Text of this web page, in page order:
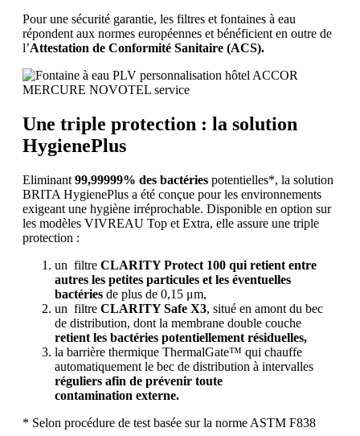
Pour une sécurité garantie, les filtres et fontaines à eau
répondent aux normes européennes et bénéficient en outre de
l’Attestation de Conformité Sanitaire (ACS).
Une triple protection : la solution
HygienePlus
Eliminant 99,99999% des bactéries potentielles*, la solution
BRITA HygienePlus a été conçue pour les environnements
exigeant une hygiène irréprochable. Disponible en option sur
les modèles VIVREAU Top et Extra, elle assure une triple
protection :
un filtre CLARITY Protect 100 qui retient entre
autres les petites particules et les éventuelles
bactéries de plus de 0,15 μm,
un filtre CLARITY Safe X3, situé en amont du bec
de distribution, dont la membrane double couche
retient les bactéries potentiellement résiduelles,
la barrière thermique ThermalGate™ qui chauffe
automatiquement le bec de distribution à intervalles
réguliers afin de prévenir toute
contamination externe.
* Selon procédure de test basée sur la norme ASTM F838